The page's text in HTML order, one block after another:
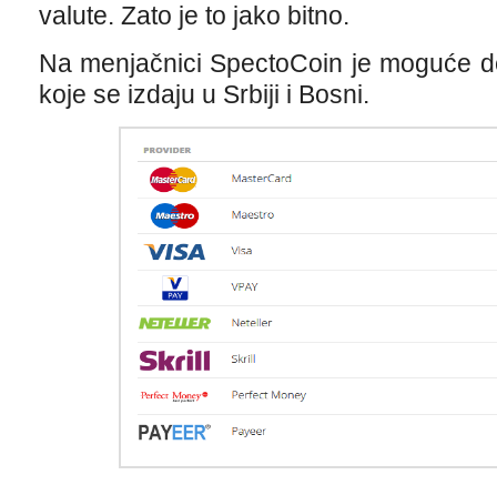
valute. Zato je to jako bitno.
Na menjačnici SpectoCoin je moguće
koje se izdaju u Srbiji i Bosni.